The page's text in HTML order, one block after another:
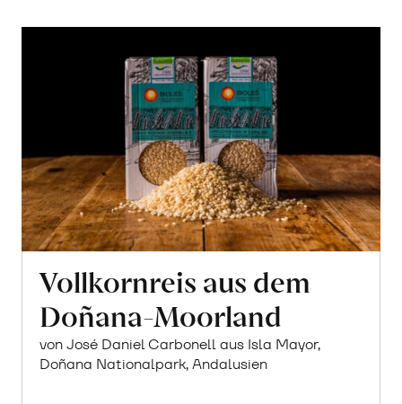
Vollkornreis aus dem
Doñana-Moorland
von José Daniel Carbonell aus Isla Mayor,
Doñana Nationalpark, Andalusien